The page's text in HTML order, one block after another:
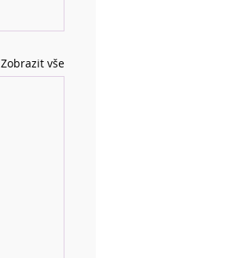
Zobrazit vše